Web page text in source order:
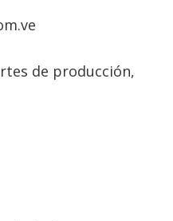
de producción,